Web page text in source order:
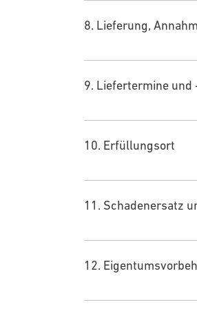
8. Lieferung,
9. Liefertermine und
10. Erfüllungsort
11. Schadenersatz
12.